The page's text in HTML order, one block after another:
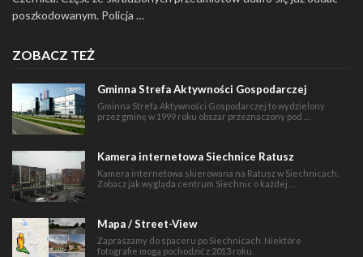
poszkodowanym. Policja …
ZOBACZ TEŻ
Gminna Strefa Aktywności Gospodarczej
Gminna Strefa Aktywności Gospodarczej to wydzielony
przez gminę w 1999 roku obszar przeznaczony pod …
Kamera internetowa Siechnice Ratusz
Kamera internetowa skierowana na Ratusz w Siechnicach.
Zobacz jak wygląda centrum Siechnic o każdej …
Mapa / Street-View
Zapraszamy do spaceru po Siechnicach. Niektóre
fotografie mogą pochodzić z 2013 roku.